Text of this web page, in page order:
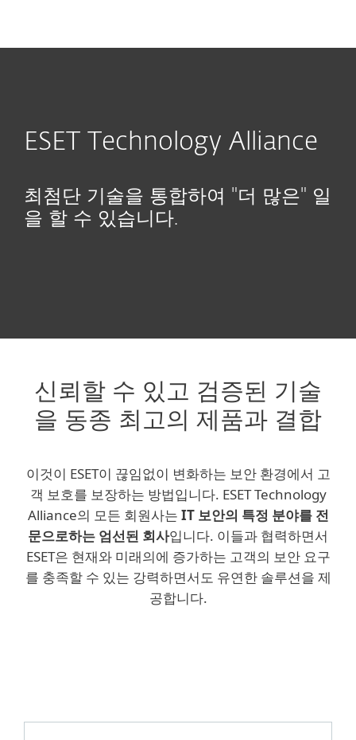
ESET Technology Alliance
최첨단 기술을 통합하여 "더 많은" 일
을 할 수 있습니다.
신뢰할 수 있고 검증된 기술
을 동종 최고의 제품과 결합
이것이 ESET이 끊임없이 변화하는 보안 환경에서 고
객 보호를 보장하는 방법입니다. ESET Technology
Alliance의 모든 회원사는 IT 보안의 특정 분야를 전
문으로하는 엄선된 회사입니다. 이들과 협력하면서
ESET은 현재와 미래의에 증가하는 고객의 보안 요구
를 충족할 수 있는 강력하면서도 유연한 솔루션을 제
공합니다.